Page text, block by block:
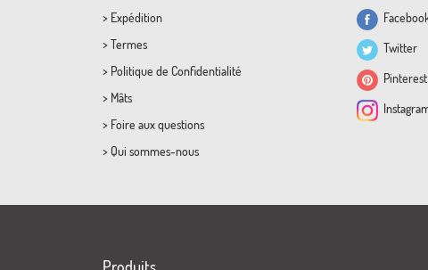
> Expédition
> Termes
> Politique de Confidentialité
> Mâts
> Foire aux questions
> Qui sommes-nous
Twitter
Pinterest